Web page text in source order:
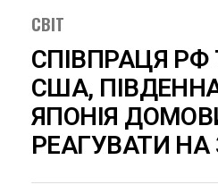
СВІТ
СПІВПРАЦЯ РФ
США,
ЯПОНІЯ
РЕАГУВАТИ НА